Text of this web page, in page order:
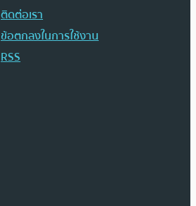
ติดต่อเรา
ข้อตกลงในการใช้งาน
RSS